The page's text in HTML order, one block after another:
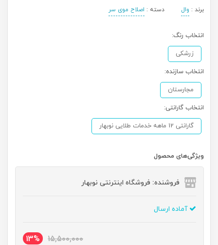
برند : وال دسته : اصلاح موی سر
انتخاب رنگ:
زرشکی
انتخاب سازنده:
مجارستان
انتخاب گارانتی:
گارانتی 12 ماهه خدمات طلایی نوبهار
ویژگی‌های محصول
فروشنده: فروشگاه اینترنتی نوبهار
آماده ارسال
15,500,000
13%